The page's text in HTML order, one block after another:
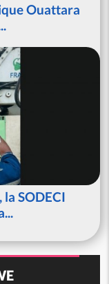
Ouattara
SODECI